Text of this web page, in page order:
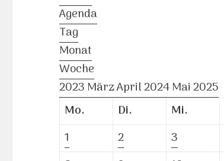
Agenda
Tag
Monat
Woche
2023 MärzApril 2024Mai2025
Mo.
Di. Mi.
1
2 3